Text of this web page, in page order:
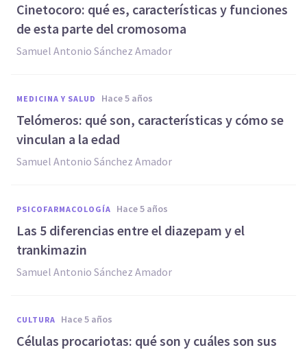
Cinetocoro: qué es, características y funciones
de esta parte del cromosoma
Samuel Antonio Sánchez Amador
MEDICINA Y SALUD hace 5 años
Telómeros: qué son, características y cómo se
vinculan a la edad
Samuel Antonio Sánchez Amador
PSICOFARMACOLOGÍA hace 5 años
Las 5 diferencias entre el diazepam y el
trankimazin
Samuel Antonio Sánchez Amador
CULTURA hace 5 años
Células procariotas: qué son y cuáles son sus